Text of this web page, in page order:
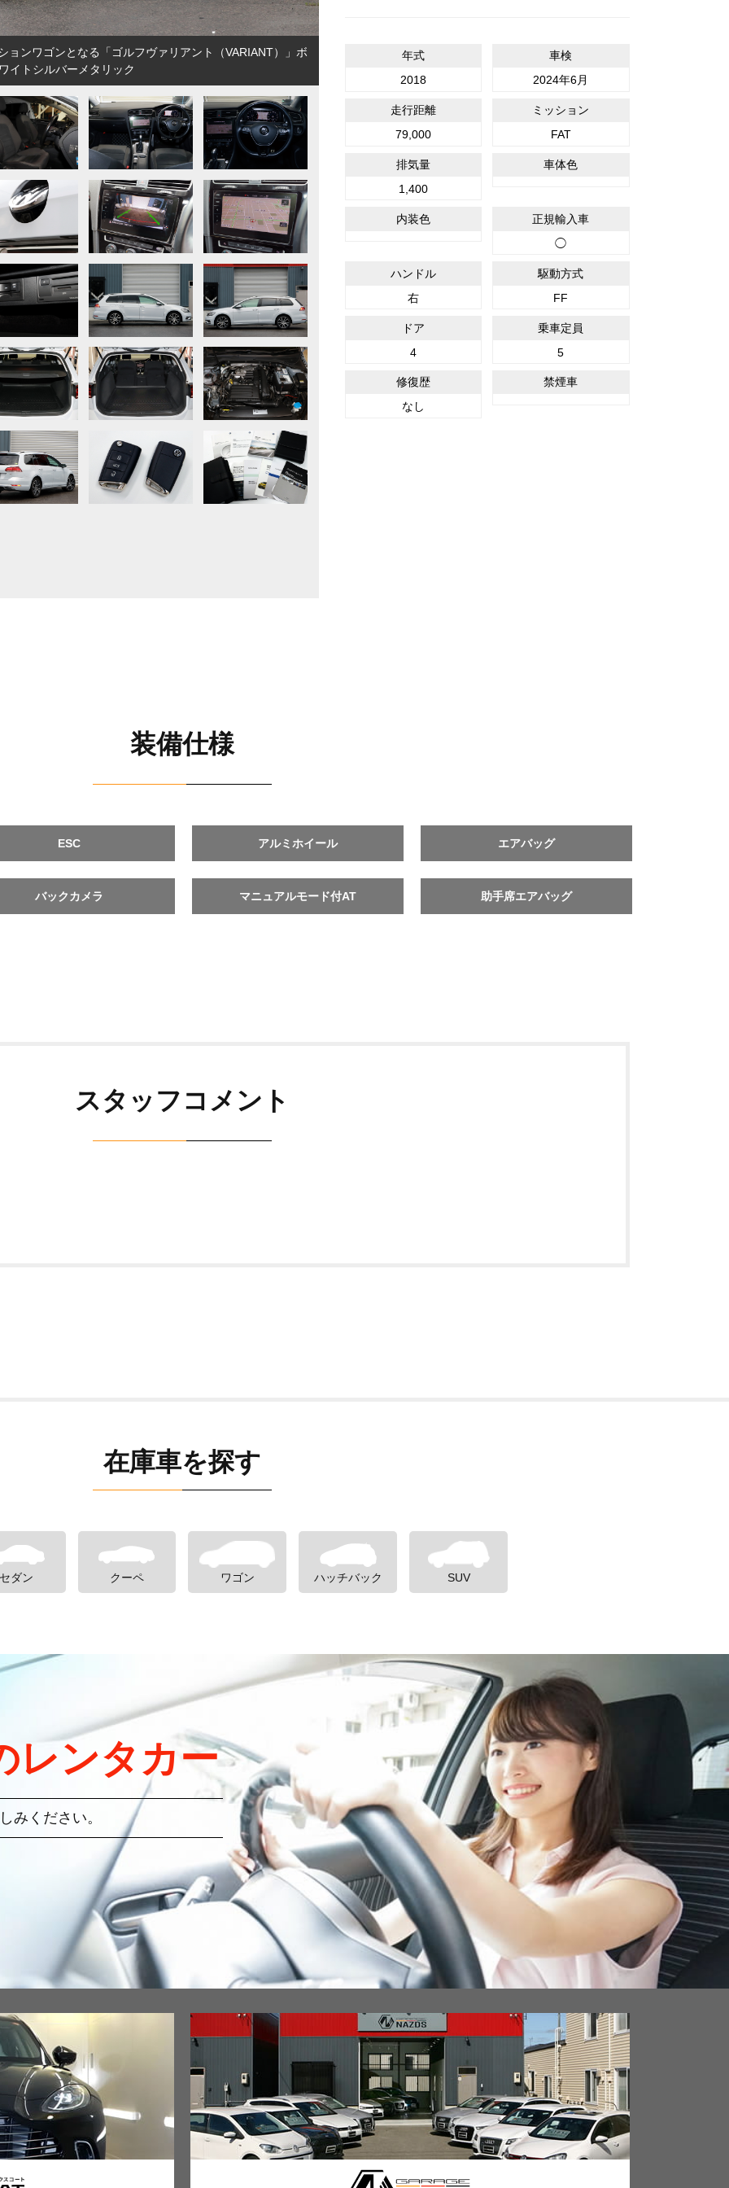
ョンワゴンとなる「ゴルフヴァリアント（VARIANT）」ボ
イトシルバーメタリック
弊社でご購入いただいたユーズドカーは、基本整備+NAZDSスペシャル整
年式
2018
車検
2024年6月
走行距離
79,000
ミッション
FAT
排気量
1,400
車体色
内装色
正規輸入車
◯
ハンドル
右
駆動方式
FF
ドア
4
乗車定員
5
修復歴
なし
禁煙車
装備仕様
ESC アルミホイール エアバッグ
バックカメラ マニュアルモード付AT 助手席エアバッグ
スタッフコメント
在庫車を探す
セダン クーペ ワゴン ハッチバック SUV
レンタカー
みください。